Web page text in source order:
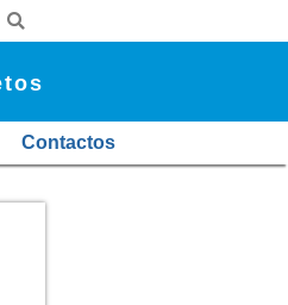
Contactos